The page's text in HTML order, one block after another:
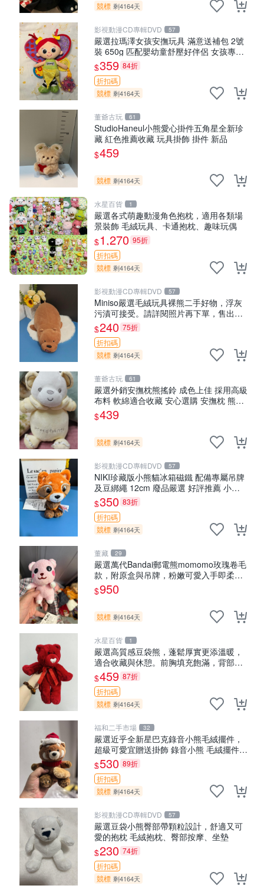
競標 剩4164天
影視動漫CD專輯DVD 57
嚴選拉瑪澤女孩安撫玩具 滿意送補包 2號
裝 650g 匹配嬰幼童舒壓好伴侶 女孩專用
安心選擇 安撫玩偶 衝包 玩具
$359 84折
折扣碼
競標 剩4164天
董爺古玩 61
StudioHaneul小熊愛心掛件五角星全新珍
藏 紅色推薦收藏 玩具掛飾 掛件 新品
$459
競標 剩4164天
水星百貨 1
嚴選各式萌趣動漫角色抱枕，適用各類場
景裝飾 毛絨玩具、卡通抱枕、趣味玩偶
$1,270 95折
折扣碼
競標 剩4164天
影視動漫CD專輯DVD 57
Miniso嚴選毛絨玩具裸熊二手好物，浮灰
污漬可接受。請詳閱照片再下單，售出不
退不換。全新品相收藏推薦。 裸熊 毛絨玩
具 收藏
$240 75折
折扣碼
競標 剩4164天
董爺古玩 61
嚴選外銷安撫枕熊搖鈴 成色上佳 採用高級
布料 軟綿適合收藏 安心選購 安撫枕 熊玩
具 搖鈴
$439
競標 剩4164天
影視動漫CD專輯DVD 57
NIKI珍藏版小熊貓冰箱磁鐵 配備專屬吊牌
及豆綁繩 12cm 廢品嚴選 好評推薦 小熊
貓冰箱貼 磁鐵掛件 冰箱飾品
$350 83折
折扣碼
競標 剩4164天
董藏 29
嚴選萬代Bandai郵電熊momomo玫瑰卷毛
款，附原盒與吊牌，粉嫩可愛入手即柔軟
～ 玫瑰卷毛 郵電熊 正品
$950
競標 剩4164天
水星百貨 1
嚴選高質感豆袋熊，蓬鬆厚實更添溫暖，
適合收藏與休憩。前胸填充飽滿，背部亦
具優雅設計。 豆袋熊 保暖 溫柔 蓬松
$459 87折
折扣碼
競標 剩4164天
福和二手市場 32
嚴選近乎全新星巴克錄音小熊毛絨擺件，
超級可愛宜贈送掛飾 錄音小熊 毛絨擺件
贈品
$530 89折
折扣碼
競標 剩4164天
影視動漫CD專輯DVD 57
嚴選豆袋小熊臀部帶顆粒設計，舒適又可
愛的抱枕 毛絨抱枕、臀部按摩、坐墊
$230 74折
折扣碼
競標 剩4164天